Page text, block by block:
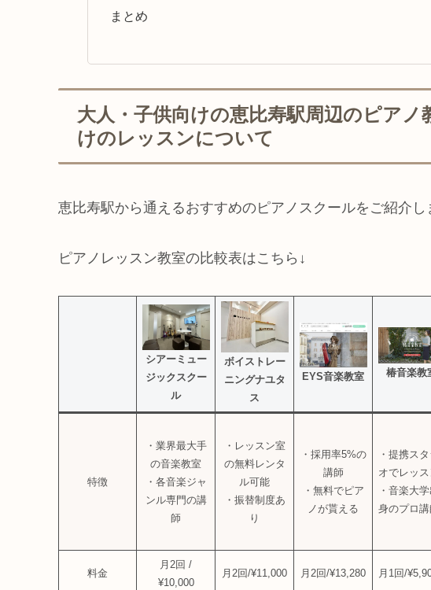
まとめ
大人・子供向けの恵比寿駅周辺のピアノ
けのレッスンについて
恵比寿駅から通えるおすすめのピアノスクールをご紹介し
ピアノレッスン教室の比較表はこちら↓
シアーミュー
ジックスクー
ル
ボイストレー
ニングナユタ
ス
EYS音楽教室 椿音楽教
特徴
・業界最大手
の音楽教室
・各音楽ジャ
ンル専門の講
師
・レッスン室
の無料レンタ
ル可能
・振替制度あ
り
・採用率5%の
講師
・無料でピア
ノが貰える
・提携ス
オでレッス
・音楽大学
身のプロ講
料金
月2回 /
¥10,000
月2回/¥11,000 月2回/¥13,280 月1回/